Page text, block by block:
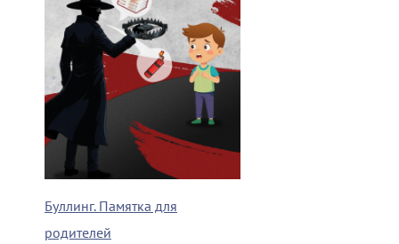
Буллинг. Памятка для
родителей